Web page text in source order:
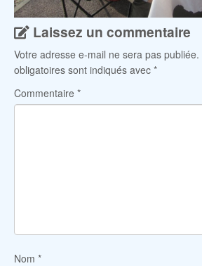
Laissez un commentaire
Votre adresse e-mail ne sera pas publiée.
obligatoires sont indiqués avec *
Commentaire *
Nom *